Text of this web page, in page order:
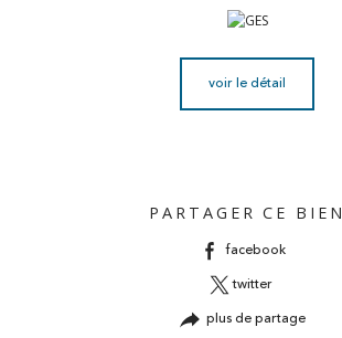
voir le détail
PARTAGER CE BIEN
facebook
twitter
plus de partage